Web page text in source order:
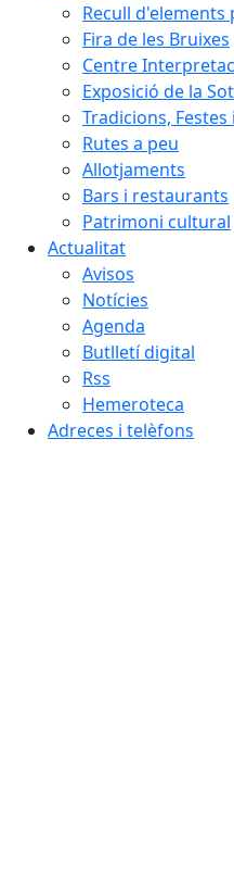
Recull
Fira de les Bruixes
Centre
Exposició de la
Tradicions, Festes
Rutes a peu
Allotjaments
Bars i restaurants
Patrimoni cultural
Actualitat
Avisos
Notícies
Agenda
Butlletí digital
Rss
Hemeroteca
Adreces i telèfons